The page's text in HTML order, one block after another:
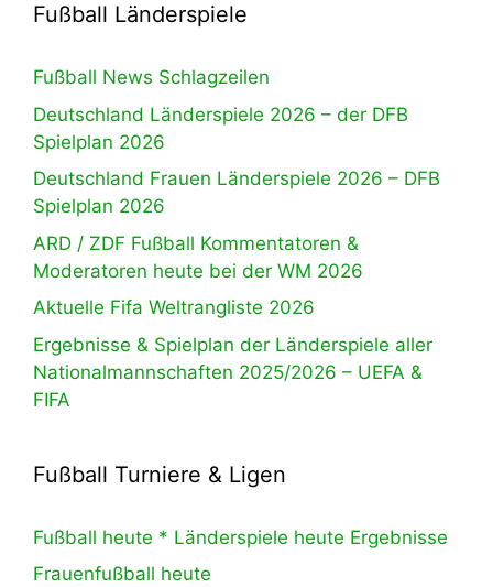
Fußball Länderspiele
Fußball News Schlagzeilen
Deutschland Länderspiele 2026 – der DFB
Spielplan 2026
Deutschland Frauen Länderspiele 2026 – DFB
Spielplan 2026
ARD / ZDF Fußball Kommentatoren &
Moderatoren heute bei der WM 2026
Aktuelle Fifa Weltrangliste 2026
Ergebnisse & Spielplan der Länderspiele aller
Nationalmannschaften 2025/2026 – UEFA &
FIFA
Fußball Turniere & Ligen
Fußball heute * Länderspiele heute Ergebnisse
Frauenfußball heute